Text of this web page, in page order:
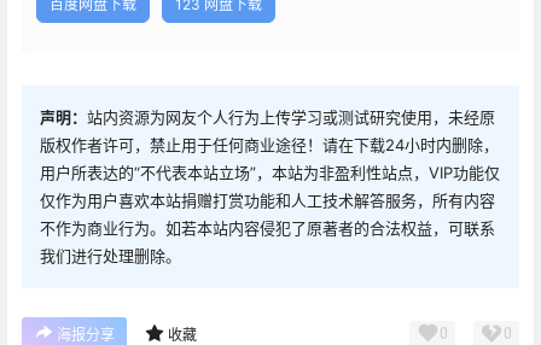
百度网盘下载 123 网盘下载
声明： 站内资源为网友个人行为上传学习或测试研究使用，未经原
版权作者许可，禁止用于任何商业途径！请在下载24小时内删除，
用户所表达的“不代表本站立场”，本站为非盈利性站点，VIP功能仅
仅作为用户喜欢本站捐赠打赏功能和人工技术解答服务，所有内容
不作为商业行为。如若本站内容侵犯了原著者的合法权益，可联系
我们进行处理删除。
海报分享 收藏 0 0